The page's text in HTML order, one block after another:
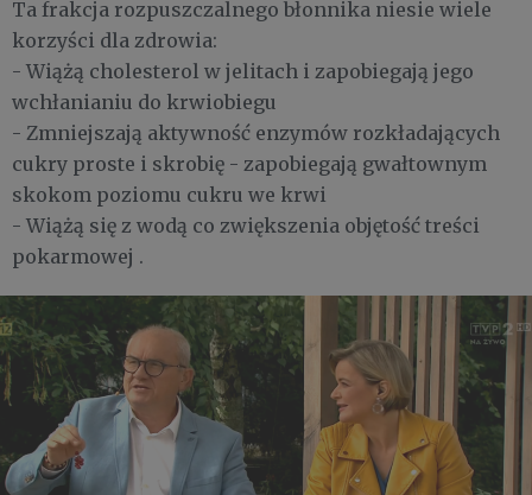
Ta frakcja rozpuszczalnego błonnika niesie wiele
korzyści dla zdrowia:
- Wiążą cholesterol w jelitach i zapobiegają jego
wchłanianiu do krwiobiegu
- Zmniejszają aktywność enzymów rozkładających
cukry proste i skrobię - zapobiegają gwałtownym
skokom poziomu cukru we krwi
- Wiążą się z wodą co zwiększenia objętość treści
pokarmowej .